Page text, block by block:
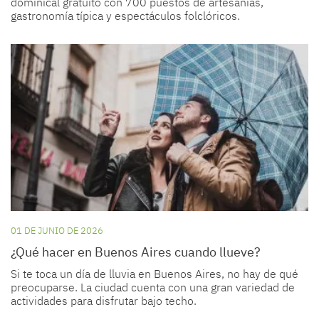
gastronomía típica y espectáculos folclóricos.
01 DE JUNIO DE 2026
¿Qué hacer en Buenos Aires cuando llueve?
Si te toca un día de lluvia en Buenos Aires, no hay de qué
preocuparse. La ciudad cuenta con una gran variedad de
actividades para disfrutar bajo techo.